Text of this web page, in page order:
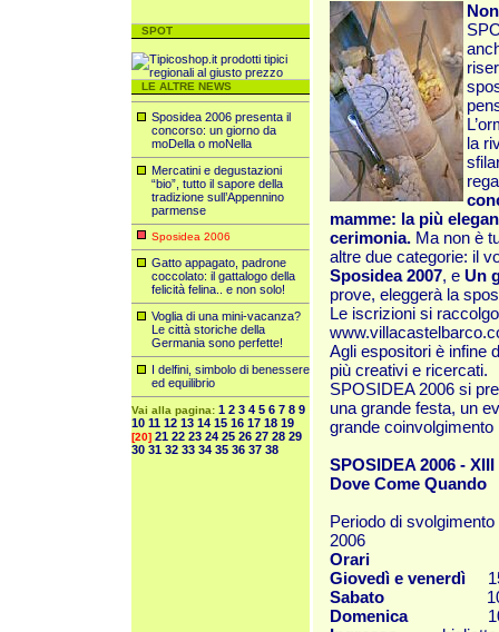
SPOT
LE ALTRE NEWS
Sposidea 2006 presenta il
concorso: un giorno da
moDella o moNella
Mercatini e degustazioni
“bio”, tutto il sapore della
tradizione sull’Appennino
parmense
Sposidea 2006
Gatto appagato, padrone
coccolato: il gattalogo della
felicità felina.. e non solo!
Voglia di una mini-vacanza?
Le città storiche della
Germania sono perfette!
I delfini, simbolo di benessere
ed equilibrio
Vai alla pagina: 1 2 3 4 5 6 7 8 9
10 11 12 13 14 15 16 17 18 19
[20] 21 22 23 24 25 26 27 28 29
30 31 32 33 34 35 36 37 38
la
mamme: la più
cerimonia. Ma non è
altre due categorie: il
Sposidea 2007, e Un
prove, eleggerà la
Le iscrizioni si
Agli espositori è infine
più creativi e ricercati.
SPOSIDEA 2006 si
una grande festa, un
grande
SPOSIDEA 2006 -
Dove Come Quando
Periodo di
2006
Orari
Giovedì e venerdì
Sabato
10,00
Domenica
10,00